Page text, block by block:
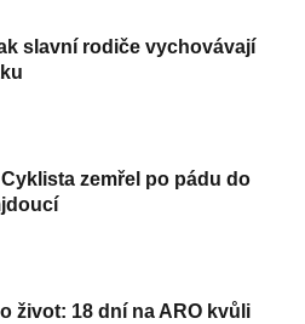
slavní rodiče vychovávají
zemřel po pádu do
život: 18 dní na ARO kvůli